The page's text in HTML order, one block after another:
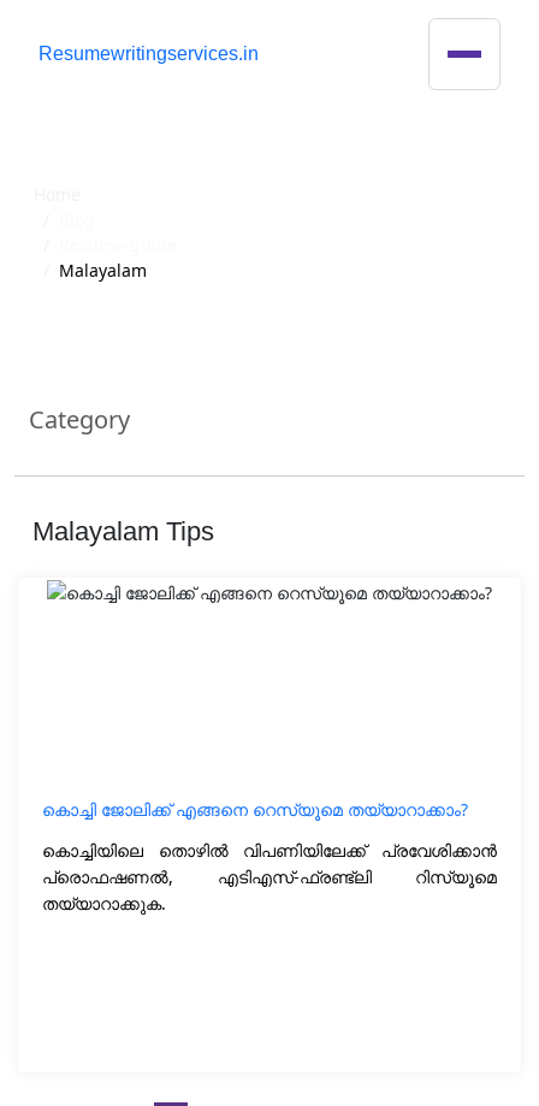
Resumewritingservices.in
Malayalam
Category
Malayalam Tips
കൊച്ചി ജോലിക്ക് എങ്ങനെ റെസ്യൂമെ തയ്യാറാക്കാം?
കൊച്ചിയിലെ തൊഴിൽ വിപണിയിലേക്ക് പ്രവേശിക്കാൻ
പ്രൊഫഷണൽ, എടിഎസ്-ഫ്രണ്ട്‌ലി റിസ്യൂമെ
തയ്യാറാക്കുക.